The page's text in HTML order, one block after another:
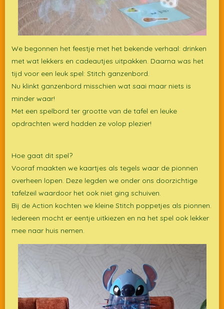
We begonnen het feestje met het bekende verhaal: drinken
met wat lekkers en cadeautjes uitpakken. Daarna was het
tijd voor een leuk spel: Stitch ganzenbord.
Nu klinkt ganzenbord misschien wat saai maar niets is
minder waar!
Met een spelbord ter grootte van de tafel en leuke
opdrachten werd hadden ze volop plezier!
Hoe gaat dit spel?
Vooraf maakten we kaartjes als tegels waar de pionnen
overheen lopen. Deze legden we onder ons doorzichtige
tafelzeil waardoor het ook niet ging schuiven.
Bij de Action kochten we kleine Stitch poppetjes als pionnen.
Iedereen mocht er eentje uitkiezen en na het spel ook lekker
mee naar huis nemen.